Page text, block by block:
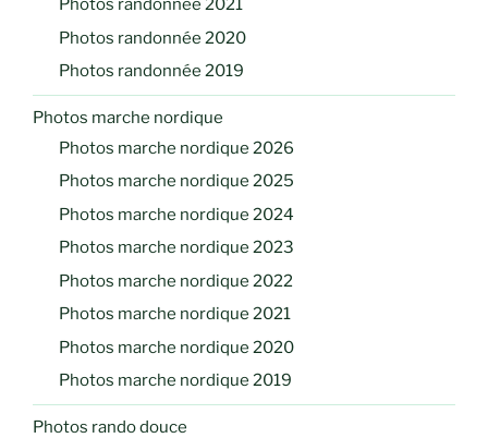
Photos randonnée 2021
Photos randonnée 2020
Photos randonnée 2019
Photos marche nordique
Photos marche nordique 2026
Photos marche nordique 2025
Photos marche nordique 2024
Photos marche nordique 2023
Photos marche nordique 2022
Photos marche nordique 2021
Photos marche nordique 2020
Photos marche nordique 2019
Photos rando douce